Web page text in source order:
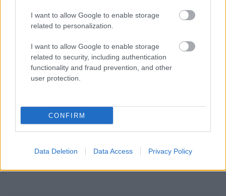
I want to allow Google to enable storage
related to personalization.
I want to allow Google to enable storage
related to security, including authentication
functionality and fraud prevention, and other
user protection.
CONFIRM
Data Deletion Data Access Privacy Policy